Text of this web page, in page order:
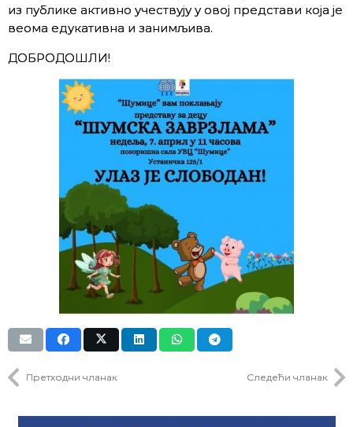
из публике активно учествују у овој представи која је
веома едукативна и занимљива.
ДОБРОДОШЛИ!
Претходни чланак Следећи чланак